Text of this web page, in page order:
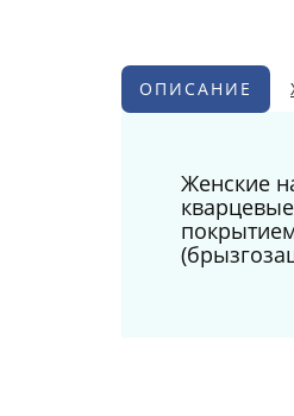
ОПИСАНИЕ
Женские